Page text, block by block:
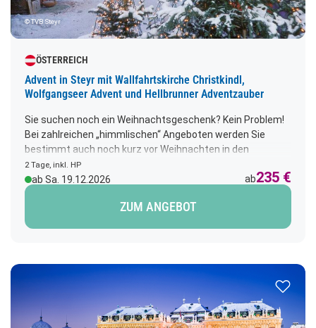
© TVB Steyr
ÖSTERREICH
Advent in Steyr mit Wallfahrtskirche Christkindl,
Wolfgangseer Advent und Hellbrunner Adventzauber
Sie suchen noch ein Weihnachtsgeschenk? Kein Problem!
Bei zahlreichen „himmlischen“ Angeboten werden Sie
bestimmt auch noch kurz vor Weihnachten in den
romantischen Gassen von Linz, Wels oder Steyr fündig. In
der Adventzeit überrascht Wels mit seiner eigenen
Weihnachtswelt und einem 1,7 km langen Lichterpfad
durch die prachtvoll illuminierte Innenstadt. Steyr ist als
Christkindlstadt weit über die Grenzen Österreichs hinaus
2 Tage, inkl. HP
ab Sa. 19.12.2026 ab235 €
ZUM ANGEBOT
Zur